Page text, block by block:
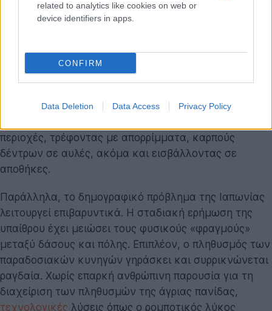
related to analytics like cookies on web or
device identifiers in apps.
CONFIRM
Data Deletion Data Access Privacy Policy
Ο κύριος παράγοντας εντοπίζεται στην κλιματική
επηρεάσει δραματικά την παραγωγή βελανιδιών, τα
οποία αποτελούν τη βασική πηγή τροφής των
πείνα, τα ζώα αναγκάζονται να εγκαταλείψουν τα
περιοχές, τρέφοντας με απορρίμματα, καρπούς
δέντρων σε αυλές, ακόμα και εισβάλλοντας σε
αποθήκες.
Παράλληλα, το δημογραφικό πρόβλημα της Ιαπωνίας
λειτουργεί επιβαρυντικά. Η σταδιακή ερήμωση της
υπαίθρου έχει μειώσει τους φυσικούς «φραγμούς»
μεταξύ δάσους και πόλης. Επιπλέον, ο πληθυσμός των
παραδοσιακών κυνηγών γηράσκει και συρρικνώνεται
ραγδαία. Χωρίς επαρκή ανθρώπινη παρουσία για τη
διαχείριση των πληθυσμών της άγριας πανίδας,
τεχνολογικές λύσεις όπως ο ρομποτικός λύκος